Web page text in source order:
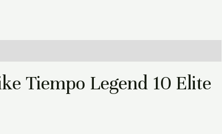
Tiempo Legend 10 Elite